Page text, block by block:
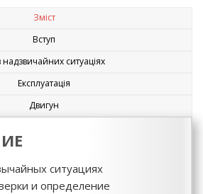
Зміст
Вступ
надзвичайних ситуаціях
Експлуатація
Двигун
ситуациях
и определение